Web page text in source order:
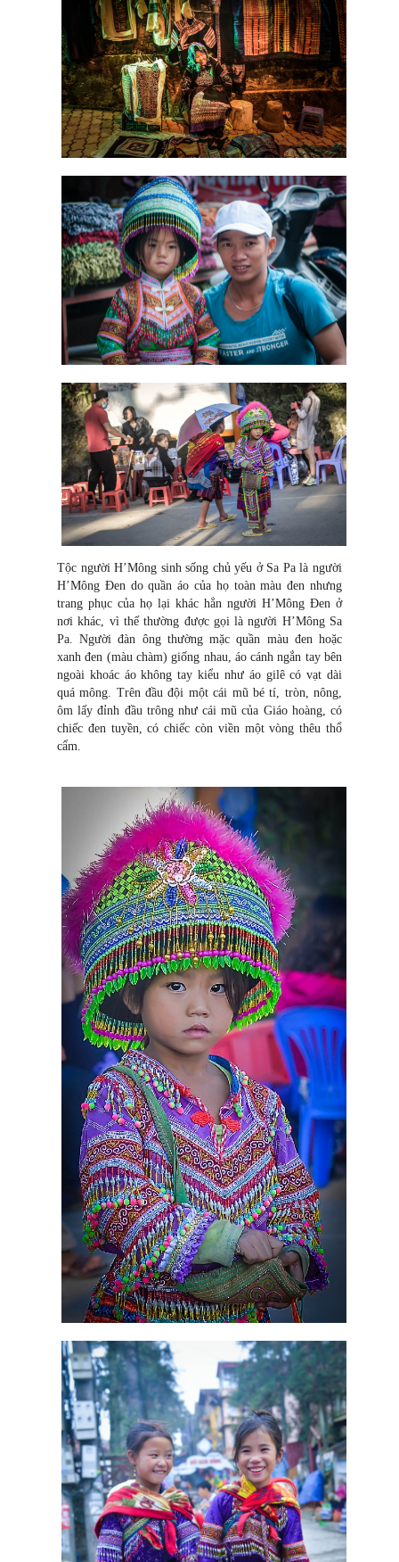
Tộc người H’Mông sinh sống chủ yếu ở Sa Pa là người
H’Mông Đen do quần áo của họ toàn màu đen nhưng
trang phục của họ lại khác hẳn người H’Mông Đen ở
nơi khác, vì thế thường được gọi là người H’Mông Sa
Pa. Người đàn ông thường mặc quần màu đen hoặc
xanh đen (màu chàm) giống nhau, áo cánh ngắn tay bên
ngoài khoác áo không tay kiểu như áo gilê có vạt dài
quá mông. Trên đầu đội một cái mũ bé tí, tròn, nông,
ôm lấy đỉnh đầu trông như cái mũ của Giáo hoàng, có
chiếc đen tuyền, có chiếc còn viền một vòng thêu thổ
cẩm.